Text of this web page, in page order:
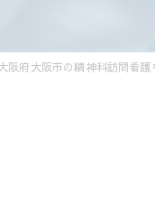
阪府大阪市の精神科訪問看